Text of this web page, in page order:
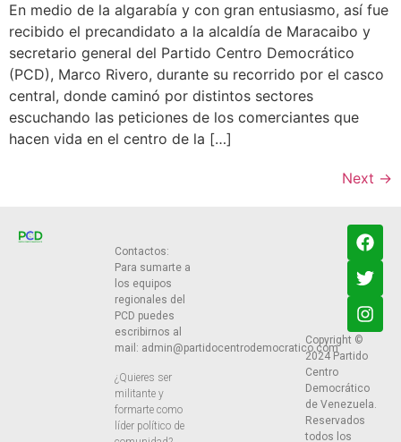
En medio de la algarabía y con gran entusiasmo, así fue
recibido el precandidato a la alcaldía de Maracaibo y
secretario general del Partido Centro Democrático
(PCD), Marco Rivero, durante su recorrido por el casco
central, donde caminó por distintos sectores
escuchando las peticiones de los comerciantes que
hacen vida en el centro de la […]
Next →
Contactos:
Para sumarte a
los equipos
regionales del
PCD puedes
escribirnos al
mail: admin@partidocentrodemocratico.com
¿Quieres ser
militante y
formarte como
líder político de
Copyright ©
2024 Partido
Centro
Democrático
de Venezuela.
Reservados
todos los